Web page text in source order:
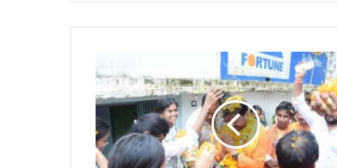
धूप
में
अनुज
व
2000
कांवड़ियों